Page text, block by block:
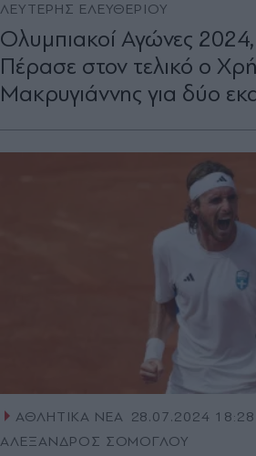
ΛΕΥΤΕΡΗΣ ΕΛΕΥΘΕΡΙΟΥ
Ολυμπιακοί Αγώνες
Πέρασε στον τελικό ο
Μακρυγιάννης για δύο
ΑΘΛΗΤΙΚΑ ΝΕΑ 28.07.2024 18:28
ΑΛΕΞΑΝΔΡΟΣ ΣΟΜΟΓΛΟΥ